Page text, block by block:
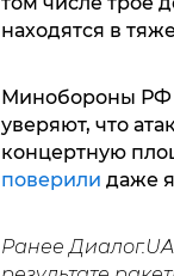
находятся в
Минобороны РФ
уверяют, что
концертную
поверили даже
Ранее